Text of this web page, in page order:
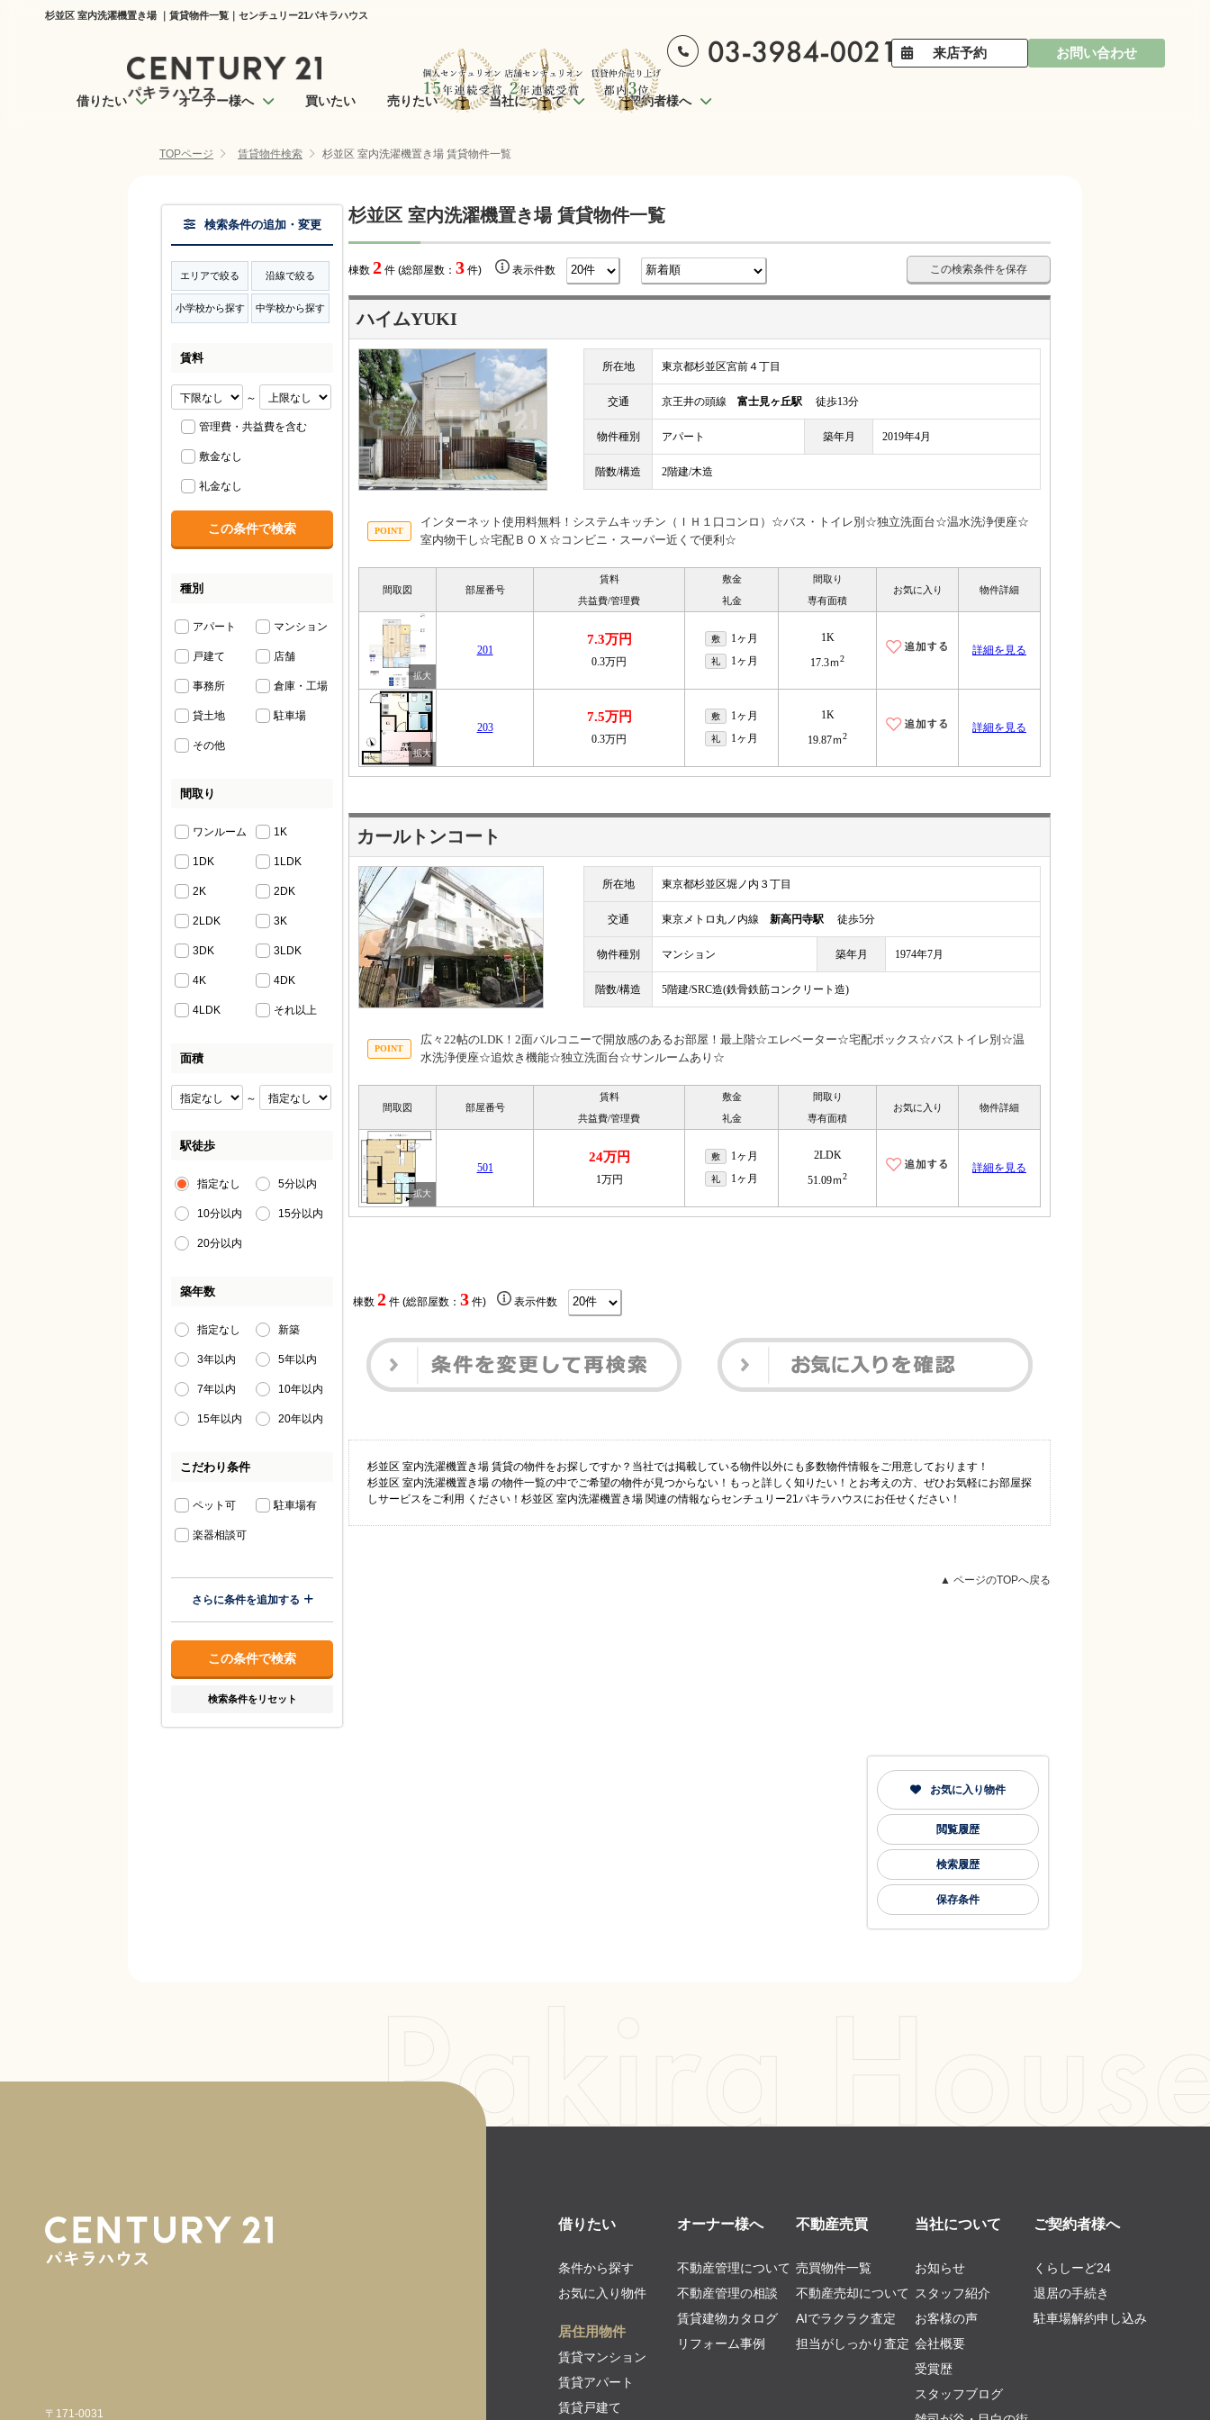
杉並区 室内洗濯機置き場 ｜賃貸物件一覧｜センチュリー21パキラハウス
来店予約 お問い合わせ
借りたい オーナー様へ 買いたい 売りたい 当社について ご契約者様へ
TOPページ 賃貸物件検索 杉並区 室内洗濯機置き場 賃貸物件一覧
杉並区 室内洗濯機置き場 賃貸物件一覧
棟数 2 件 (総部屋数： 3 件) 表示件数 この検索条件を保存
ハイムYUKI
所在地 東京都杉並区宮前４丁目
交通 京王井の頭線 富士見ヶ丘駅 徒歩13分
物件種別 アパート 築年月 2019年4月
階数/構造 2階建/木造
インターネット使用料無料！システムキッチン（ＩＨ１口コンロ）☆バス・トイレ別☆独立洗面台☆温水洗浄便座☆
室内物干し☆宅配ＢＯＸ☆コンビニ・スーパー近くで便利☆
間取図 部屋番号
賃料
共益費/管理費
敷金
礼金
間取り
専有面積
お気に入り 物件詳細
201
7.3万円
0.3万円
敷 1ヶ月
礼 1ヶ月
1K
17.3ｍ2
詳細を見る
203
7.5万円
0.3万円
敷 1ヶ月
礼 1ヶ月
1K
19.87ｍ2
詳細を見る
カールトンコート
所在地 東京都杉並区堀ノ内３丁目
交通 東京メトロ丸ノ内線 新高円寺駅 徒歩5分
物件種別 マンション 築年月 1974年7月
階数/構造 5階建/SRC造(鉄骨鉄筋コンクリート造)
広々22帖のLDK！2面バルコニーで開放感のあるお部屋！最上階☆エレベーター☆宅配ボックス☆バストイレ別☆温
水洗浄便座☆追炊き機能☆独立洗面台☆サンルームあり☆
間取図 部屋番号
賃料
共益費/管理費
敷金
礼金
間取り
専有面積
お気に入り 物件詳細
501
24万円
1万円
敷 1ヶ月
礼 1ヶ月
2LDK
51.09ｍ2
詳細を見る
棟数 2 件 (総部屋数： 3 件) 表示件数
杉並区 室内洗濯機置き場 賃貸の物件をお探しですか？当社では掲載している物件以外にも多数物件情報をご用意しております！
杉並区 室内洗濯機置き場 の物件一覧の中でご希望の物件が見つからない！もっと詳しく知りたい！とお考えの方、ぜひお気軽にお部屋探
しサービスをご利用 ください！杉並区 室内洗濯機置き場 関連の情報ならセンチュリー21パキラハウスにお任せください！
▲ ページのTOPへ戻る
検索条件の追加・変更
エリアで絞る 沿線で絞る
小学校から探す 中学校から探す
賃料
～
管理費・共益費を含む
敷金なし
礼金なし
種別
アパート マンション
戸建て 店舗
事務所 倉庫・工場
貸土地 駐車場
その他
間取り
ワンルーム 1K
1DK 1LDK
2K 2DK
2LDK 3K
3DK 3LDK
4K 4DK
4LDK それ以上
面積
～
駅徒歩
指定なし 5分以内
10分以内 15分以内
20分以内
築年数
指定なし 新築
3年以内 5年以内
7年以内 10年以内
15年以内 20年以内
こだわり条件
ペット可 駐車場有
楽器相談可
さらに条件を追加する
検索条件をリセット
お気に入り物件
閲覧履歴
検索履歴
保存条件
〒171-0031
借りたい
条件から探す
お気に入り物件
居住用物件
賃貸マンション
賃貸アパート
賃貸戸建て
オーナー様へ
不動産管理について
不動産管理の相談
賃貸建物カタログ
リフォーム事例
不動産売買
売買物件一覧
不動産売却について
AIでラクラク査定
担当がしっかり査定
当社について
お知らせ
スタッフ紹介
お客様の声
会社概要
受賞歴
スタッフブログ
ご契約者様へ
くらしーど24
退居の手続き
駐車場解約申し込み